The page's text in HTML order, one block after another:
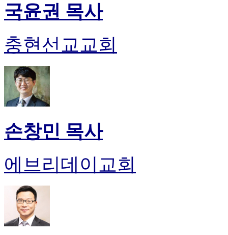
국윤권 목사
충현선교교회
손창민 목사
에브리데이교회